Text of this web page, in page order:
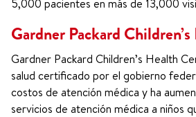
5,000 pacientes en más de 13,000
Gardner Packard
Gardner Packard Children’s Health
salud certificado por el gobierno
costos de atención médica y ha
servicios de atención médica a niños